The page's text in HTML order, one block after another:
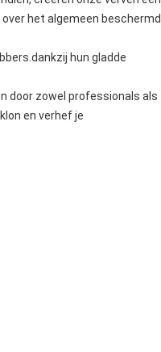
het algemeen beschermd
hun gladde
door zowel professionals als
en verhef je